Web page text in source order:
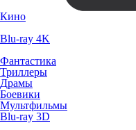
Кино
Blu-ray 4K
Фантастика
Триллеры
Драмы
Боевики
Мультфильмы
Blu-ray 3D